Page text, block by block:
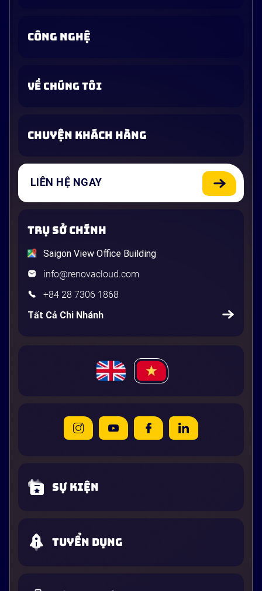
CÔNG NGHỆ
VỀ CHÚNG TÔI
CHUYỆN KHÁCH HÀNG
LIÊN HỆ NGAY
TRỤ SỞ CHÍNH
Saigon View Office Building
info@renovacloud.com
+84 28 7306 1868
Tất Cả Chi Nhánh
Sự kiện
Tuyển dụng